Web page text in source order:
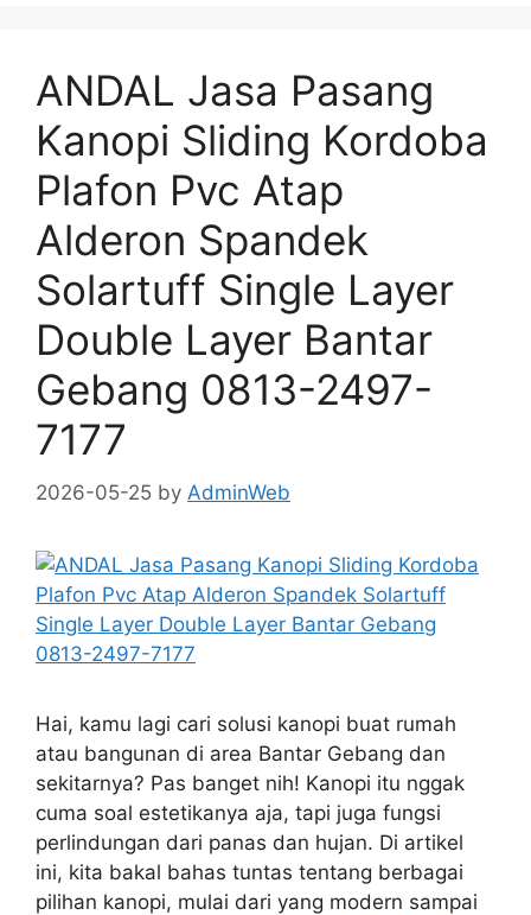
ANDAL Jasa Pasang
Kanopi Sliding Kordoba
Plafon Pvc Atap
Alderon Spandek
Solartuff Single Layer
Double Layer Bantar
Gebang 0813-2497-
7177
2026-05-25 by AdminWeb
Hai, kamu lagi cari solusi kanopi buat rumah
atau bangunan di area Bantar Gebang dan
sekitarnya? Pas banget nih! Kanopi itu nggak
cuma soal estetikanya aja, tapi juga fungsi
perlindungan dari panas dan hujan. Di artikel
ini, kita bakal bahas tuntas tentang berbagai
pilihan kanopi, mulai dari yang modern sampai